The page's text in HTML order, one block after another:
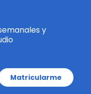
y
Matricularme